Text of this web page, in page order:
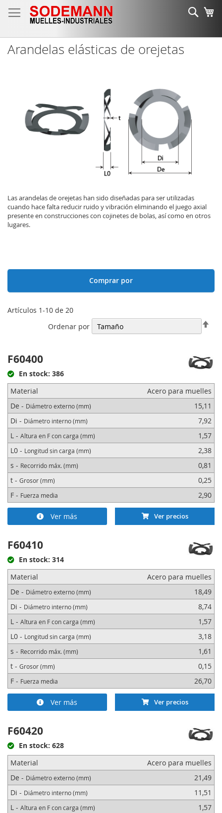
al
contenido
Arandelas elásticas de orejetas
Las arandelas de orejetas han sido diseñadas para ser utilizadas
cuando hace falta reducir ruido y vibración eliminando el juego axial
presente en construcciones con cojinetes de bolas, así como en otros
lugares.
Comprar por
Artículos 1-10 de 20
Ordenar por
F60400
En stock: 386
Material
Acero para muelles
De - Diámetro externo (mm)
15,11
Di - Diámetro interno (mm)
7,92
L - Altura en F con carga (mm)
1,57
L0 - Longitud sin carga (mm)
2,38
s - Recorrido máx. (mm)
0,81
t - Grosor (mm)
0,25
F - Fuerza media 2,90
Ver más Ver precios
F60410
En stock: 314
Material
Acero para muelles
De - Diámetro externo (mm)
18,49
Di - Diámetro interno (mm)
8,74
L - Altura en F con carga (mm)
1,57
L0 - Longitud sin carga (mm)
3,18
s - Recorrido máx. (mm)
1,61
t - Grosor (mm)
0,15
F - Fuerza media 26,70
Ver más Ver precios
F60420
En stock: 628
Material
Acero para muelles
De - Diámetro externo (mm)
21,49
Di - Diámetro interno (mm)
11,51
L - Altura en F con carga (mm)
1,57